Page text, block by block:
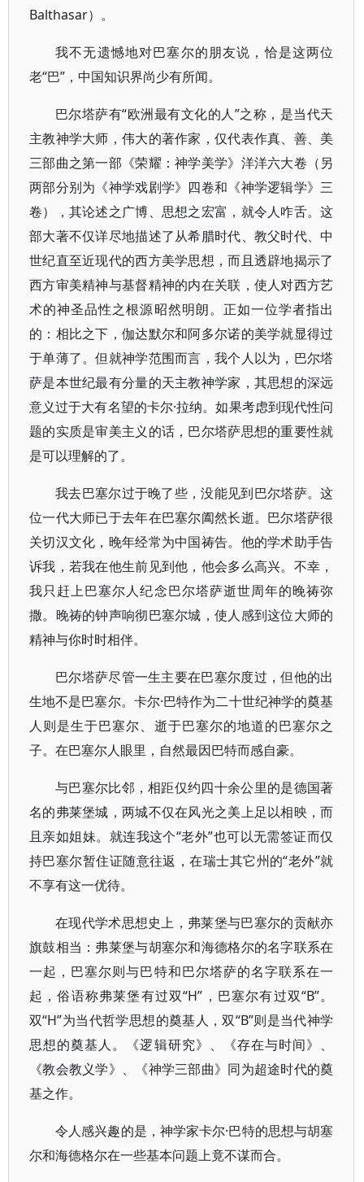
Balthasar）。
我不无遗憾地对巴塞尔的朋友说，恰是这两位
老“巴”，中国知识界尚少有所闻。
巴尔塔萨有“欧洲最有文化的人”之称，是当代天
主教神学大师，伟大的著作家，仅代表作真、善、美
三部曲之第一部《荣耀：神学美学》洋洋六大卷（另
两部分别为《神学戏剧学》四卷和《神学逻辑学》三
卷），其论述之广博、思想之宏富，就令人咋舌。这
部大著不仅详尽地描述了从希腊时代、教父时代、中
世纪直至近现代的西方美学思想，而且透辟地揭示了
西方审美精神与基督精神的内在关联，使人对西方艺
术的神圣品性之根源昭然明朗。正如一位学者指出
的：相比之下，伽达默尔和阿多尔诺的美学就显得过
于单薄了。但就神学范围而言，我个人以为，巴尔塔
萨是本世纪最有分量的天主教神学家，其思想的深远
意义过于大有名望的卡尔·拉纳。如果考虑到现代性问
题的实质是审美主义的话，巴尔塔萨思想的重要性就
是可以理解的了。
我去巴塞尔过于晚了些，没能见到巴尔塔萨。这
位一代大师已于去年在巴塞尔阖然长逝。巴尔塔萨很
关切汉文化，晚年经常为中国祷告。他的学术助手告
诉我，若我在他生前见到他，他会多么高兴。不幸，
我只赶上巴塞尔人纪念巴尔塔萨逝世周年的晚祷弥
撒。晚祷的钟声响彻巴塞尔城，使人感到这位大师的
精神与你时时相伴。
巴尔塔萨尽管一生主要在巴塞尔度过，但他的出
生地不是巴塞尔。卡尔·巴特作为二十世纪神学的奠基
人则是生于巴塞尔、逝于巴塞尔的地道的巴塞尔之
子。在巴塞尔人眼里，自然最因巴特而感自豪。
与巴塞尔比邻，相距仅约四十余公里的是德国著
名的弗莱堡城，两城不仅在风光之美上足以相映，而
且亲如姐妹。就连我这个“老外”也可以无需签证而仅
持巴塞尔暂住证随意往返，在瑞士其它州的“老外”就
不享有这一优待。
在现代学术思想史上，弗莱堡与巴塞尔的贡献亦
旗鼓相当：弗莱堡与胡塞尔和海德格尔的名字联系在
一起，巴塞尔则与巴特和巴尔塔萨的名字联系在一
起，俗语称弗莱堡有过双“H”，巴塞尔有过双“B”。
双“H”为当代哲学思想的奠基人，双“B”则是当代神学
思想的奠基人。《逻辑研究》、《存在与时间》、
《教会教义学》、《神学三部曲》同为超途时代的奠
基之作。
令人感兴趣的是，神学家卡尔·巴特的思想与胡塞
尔和海德格尔在一些基本问题上竟不谋而合。